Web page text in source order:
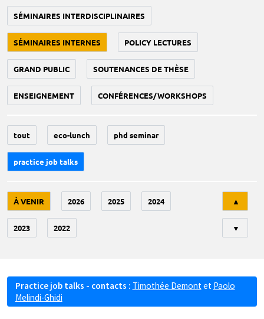
SÉMINAIRES INTERDISCIPLINAIRES
SÉMINAIRES INTERNES POLICY LECTURES
GRAND PUBLIC SOUTENANCES DE THÈSE
ENSEIGNEMENT CONFÉRENCES/WORKSHOPS
tout eco-lunch phd seminar
practice job talks
À VENIR 2026 2025 2024
2023 2022
▲
▼
Practice job talks - contacts : Timothée Demont et Paolo
Melindi-Ghidi